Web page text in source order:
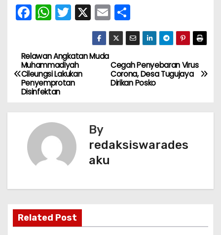
F
a
e
b
o
o
k
W
h
ts
A
p
p
T
w
er
X E
m
ai
l
S
h
ar
e
N
a
s
i
p
Cegah Penyebaran Virus
Corona, Desa Tugujaya
Dirikan Posko
Relawan Angkatan Muda
Muhammadiyah
Cileungsi Lakukan
Penyemprotan
Disinfektan
By
redaksiswarades
aku
Related Post